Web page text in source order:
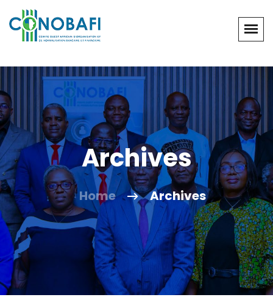
Archives
Home Archives